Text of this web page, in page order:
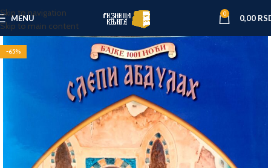
Skip to navigation
Skip to main content
MENU 0 0,00
-65%